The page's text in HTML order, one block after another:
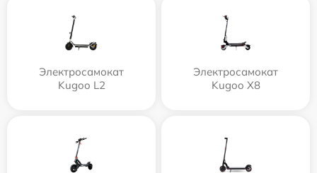
Электросамокат
Kugoo L2
Электросамокат
Kugoo X8